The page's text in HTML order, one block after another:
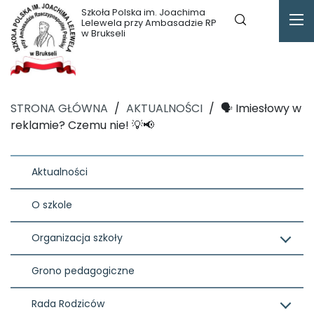
Szkoła Polska im. Joachima
Lelewela przy Ambasadzie RP
w Brukseli
STRONA GŁÓWNA / AKTUALNOŚCI / 🗣️ Imiesłowy w
reklamie? Czemu nie! 💡📢
Aktualności
O szkole
Organizacja szkoły
Grono pedagogiczne
Rada Rodziców